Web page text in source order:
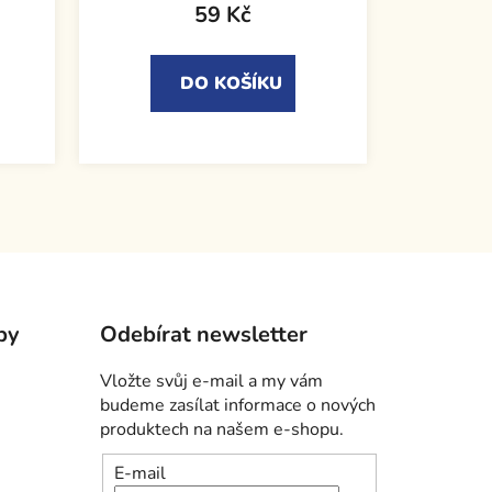
59 Kč
DO KOŠÍKU
Odebírat newsletter
Vložte svůj e-mail a my vám
budeme zasílat informace o nových
produktech na našem e-shopu.
E-mail